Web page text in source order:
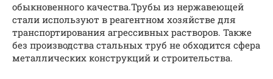
обыкновенного качества.Трубы из нержавеющей
стали используют в реагентном хо­зяйстве для
транспортирования агрессивных растворов. Также
без производства стальных труб не обходится сфера
металлических конструкций и строительства.